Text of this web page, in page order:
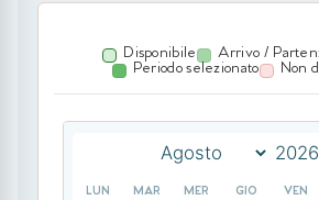
Disponibile
Arrivo /
Periodo selezionato
Non
LUN MAR MER GIO VEN